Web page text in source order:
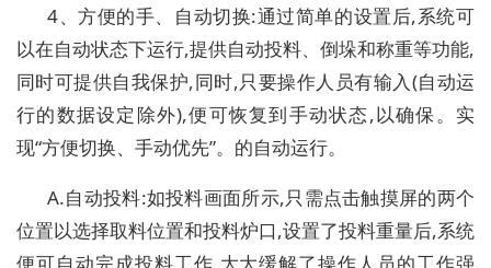
4、方便的手、自动切换:通过简单的设置后,系统可
以在自动状态下运行,提供自动投料、倒垛和称重等功能,
同时可提供自我保护,同时,只要操作人员有输入(自动运
行的数据设定除外),便可恢复到手动状态,以确保。实
现“方便切换、手动优先”。的自动运行。
A.自动投料:如投料画面所示,只需点击触摸屏的两个
位置以选择取料位置和投料炉口,设置了投料重量后,系统